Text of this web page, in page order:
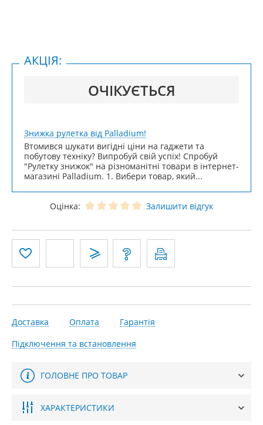
ОЧІКУЄТЬСЯ
АКЦІЯ:
Знижка рулетка від Palladium!
Втомився шукати вигідні ціни на гаджети та
побутову техніку? Випробуй свій успіх! Спробуй
"Рулетку знижок" на різноманітні товари в інтернет-
магазині Palladium. 1. Вибери товар, який...
Оцінка: Залишити відгук
Доставка Оплата
Гарантія
Підключення та встановлення
ГОЛОВНЕ ПРО ТОВАР
ХАРАКТЕРИСТИКИ